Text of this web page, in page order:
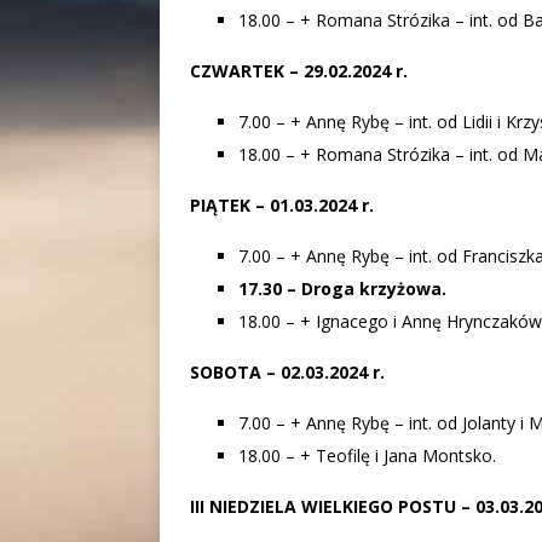
18.00 – + Romana Strózika – int. od
CZWARTEK – 29.02.2024 r.
7.00 – + Annę Rybę – int. od Lidii i
18.00 – + Romana Strózika – int. od
PIĄTEK – 01.03.2024 r.
7.00 – + Annę Rybę – int. od
17.30 – Droga krzyżowa.
18.00 – + Ignacego i Annę
SOBOTA – 02.03.2024 r.
7.00 – + Annę Rybę – int. od Jolanty i
18.00 – + Teofilę i Jana Montsko.
III NIEDZIELA WIELKIEGO POSTU –